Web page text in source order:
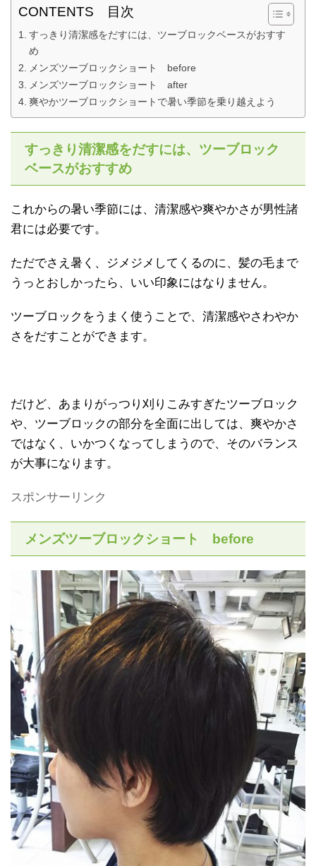
CONTENTS 目次
すっきり清潔感をだすには、ツーブロックベースがおすす
め
メンズツーブロックショート before
メンズツーブロックショート after
爽やかツーブロックショートで暑い季節を乗り越えよう
すっきり清潔感をだすには、ツーブロック
ベースがおすすめ
これからの暑い季節には、清潔感や爽やかさが男性諸
君には必要です。
ただでさえ暑く、ジメジメしてくるのに、髪の毛まで
うっとおしかったら、いい印象にはなりません。
ツーブロックをうまく使うことで、清潔感やさわやか
さをだすことができます。
だけど、あまりがっつり刈りこみすぎたツーブロック
や、ツーブロックの部分を全面に出しては、爽やかさ
ではなく、いかつくなってしまうので、そのバランス
が大事になります。
スポンサーリンク
メンズツーブロックショート before